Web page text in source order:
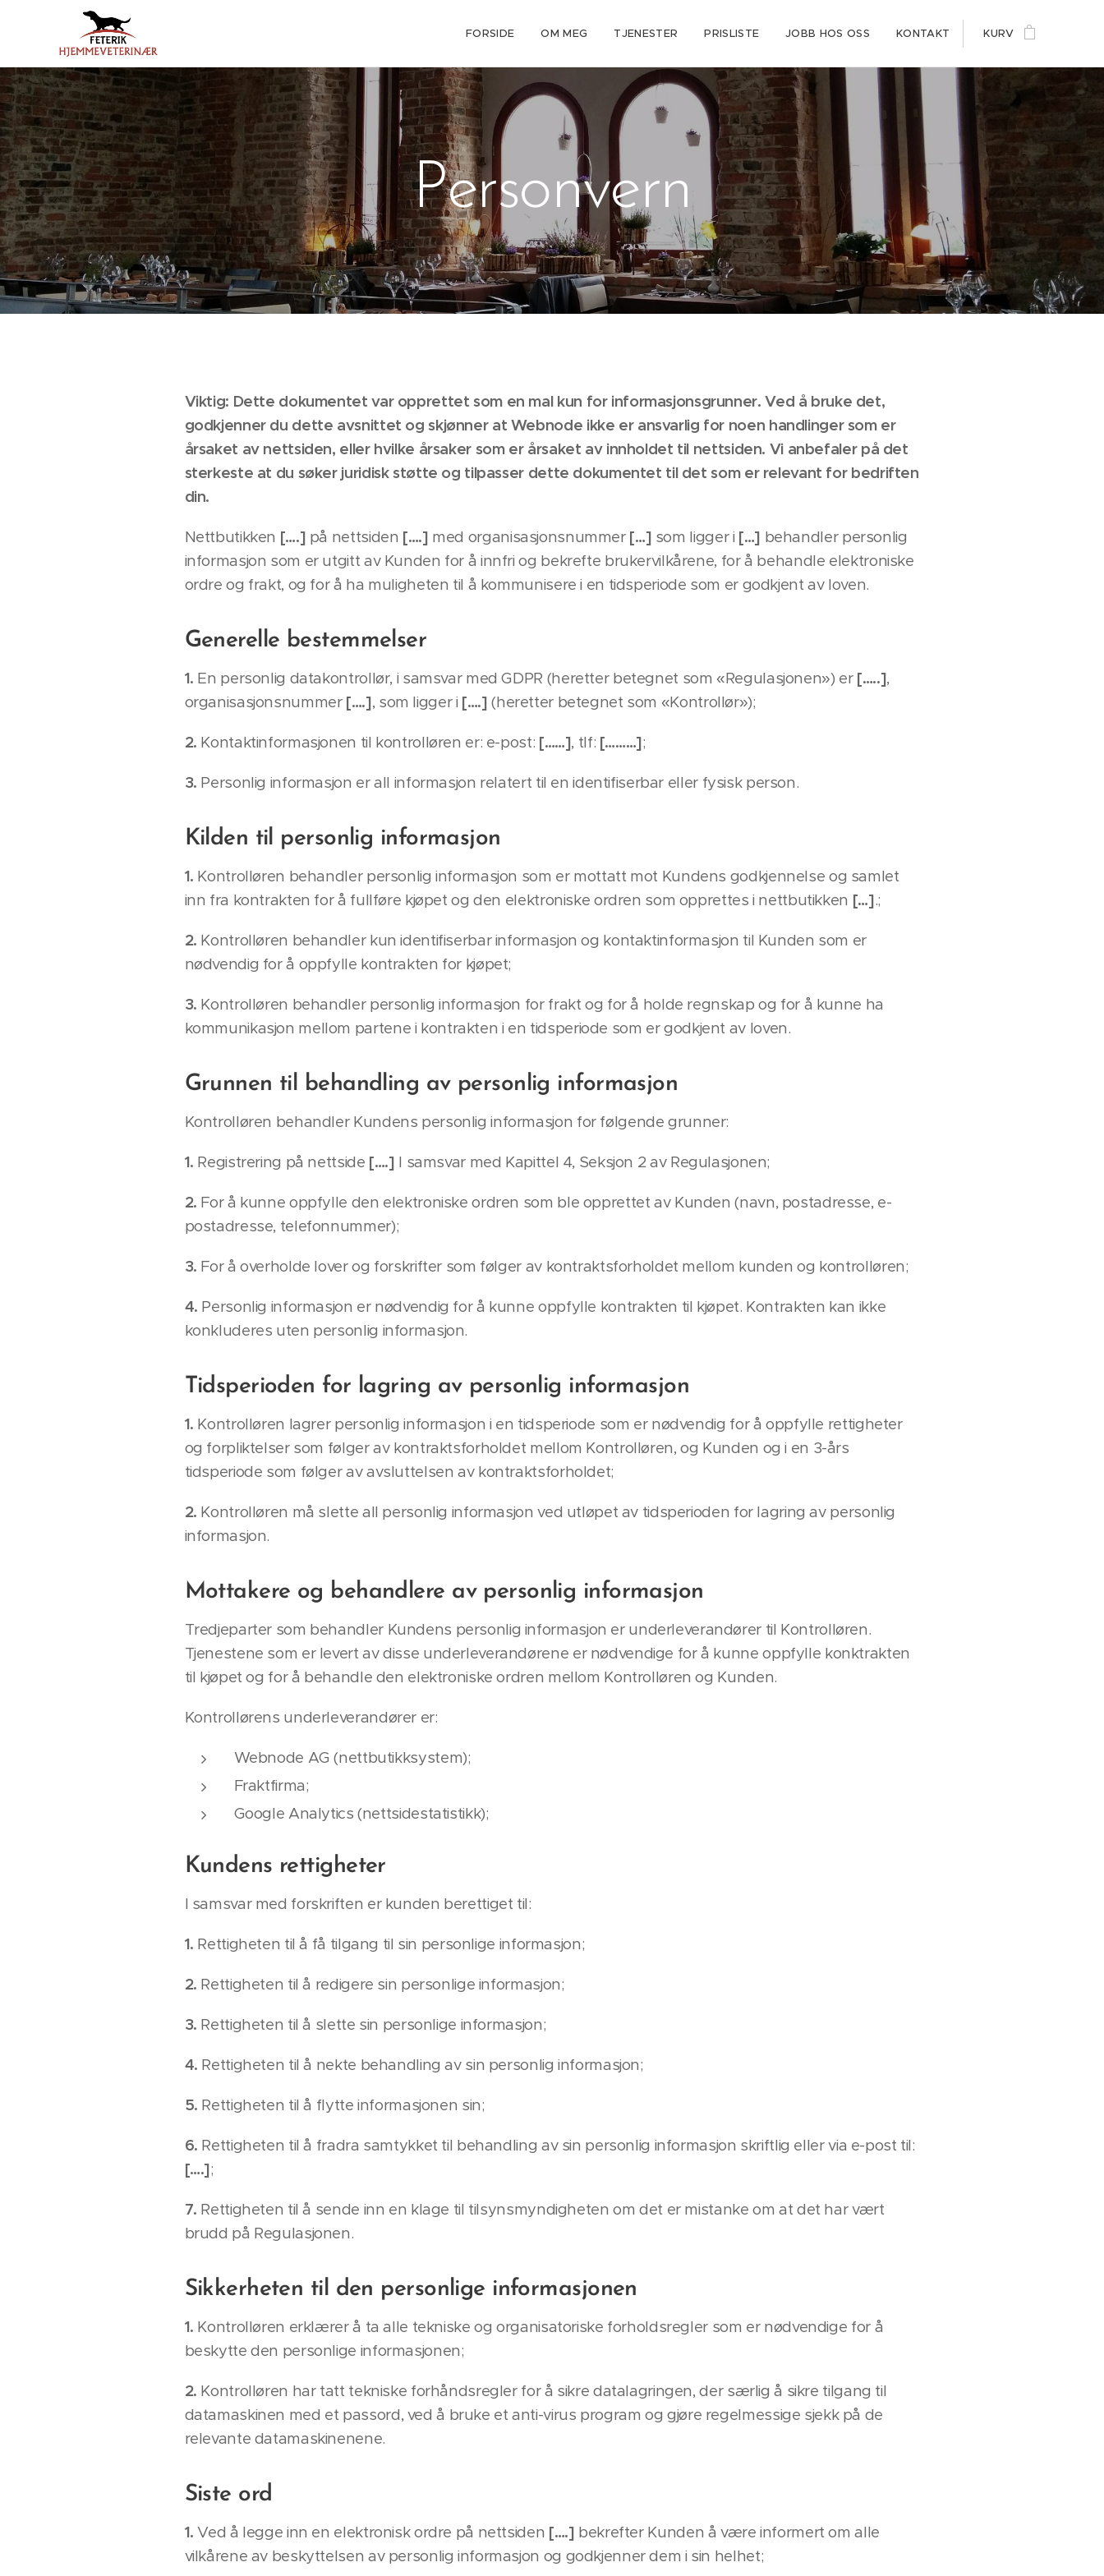
FORSIDE OM MEG TJENESTER PRISLISTE JOBB HOS OSS KONTAKT KURV
Personvern
Viktig: Dette dokumentet var opprettet som en mal kun for informasjonsgrunner. Ved å bruke det,
godkjenner du dette avsnittet og skjønner at Webnode ikke er ansvarlig for noen handlinger som er
årsaket av nettsiden, eller hvilke årsaker som er årsaket av innholdet til nettsiden. Vi anbefaler på det
sterkeste at du søker juridisk støtte og tilpasser dette dokumentet til det som er relevant for bedriften
din.
Nettbutikken [….] på nettsiden [….] med organisasjonsnummer […] som ligger i […] behandler personlig
informasjon som er utgitt av Kunden for å innfri og bekrefte brukervilkårene, for å behandle elektroniske
ordre og frakt, og for å ha muligheten til å kommunisere i en tidsperiode som er godkjent av loven.
Generelle bestemmelser
1. En personlig datakontrollør, i samsvar med GDPR (heretter betegnet som «Regulasjonen») er […..],
organisasjonsnummer [….], som ligger i [….] (heretter betegnet som «Kontrollør»);
2. Kontaktinformasjonen til kontrolløren er: e-post: [……], tlf: [………];
3. Personlig informasjon er all informasjon relatert til en identifiserbar eller fysisk person.
Kilden til personlig informasjon
1. Kontrolløren behandler personlig informasjon som er mottatt mot Kundens godkjennelse og samlet
inn fra kontrakten for å fullføre kjøpet og den elektroniske ordren som opprettes i nettbutikken […].;
2. Kontrolløren behandler kun identifiserbar informasjon og kontaktinformasjon til Kunden som er
nødvendig for å oppfylle kontrakten for kjøpet;
3. Kontrolløren behandler personlig informasjon for frakt og for å holde regnskap og for å kunne ha
kommunikasjon mellom partene i kontrakten i en tidsperiode som er godkjent av loven.
Grunnen til behandling av personlig informasjon
Kontrolløren behandler Kundens personlig informasjon for følgende grunner:
1. Registrering på nettside [….] I samsvar med Kapittel 4, Seksjon 2 av Regulasjonen;
2. For å kunne oppfylle den elektroniske ordren som ble opprettet av Kunden (navn, postadresse, e-
postadresse, telefonnummer);
3. For å overholde lover og forskrifter som følger av kontraktsforholdet mellom kunden og kontrolløren;
4. Personlig informasjon er nødvendig for å kunne oppfylle kontrakten til kjøpet. Kontrakten kan ikke
konkluderes uten personlig informasjon.
Tidsperioden for lagring av personlig informasjon
1. Kontrolløren lagrer personlig informasjon i en tidsperiode som er nødvendig for å oppfylle rettigheter
og forpliktelser som følger av kontraktsforholdet mellom Kontrolløren, og Kunden og i en 3-års
tidsperiode som følger av avsluttelsen av kontraktsforholdet;
2. Kontrolløren må slette all personlig informasjon ved utløpet av tidsperioden for lagring av personlig
informasjon.
Mottakere og behandlere av personlig informasjon
Tredjeparter som behandler Kundens personlig informasjon er underleverandører til Kontrolløren.
Tjenestene som er levert av disse underleverandørene er nødvendige for å kunne oppfylle konktrakten
til kjøpet og for å behandle den elektroniske ordren mellom Kontrolløren og Kunden.
Kontrollørens underleverandører er:
Webnode AG (nettbutikksystem);
Fraktfirma;
Google Analytics (nettsidestatistikk);
Kundens rettigheter
I samsvar med forskriften er kunden berettiget til:
1. Rettigheten til å få tilgang til sin personlige informasjon;
2. Rettigheten til å redigere sin personlige informasjon;
3. Rettigheten til å slette sin personlige informasjon;
4. Rettigheten til å nekte behandling av sin personlig informasjon;
5. Rettigheten til å flytte informasjonen sin;
6. Rettigheten til å fradra samtykket til behandling av sin personlig informasjon skriftlig eller via e-post til:
[….];
7. Rettigheten til å sende inn en klage til tilsynsmyndigheten om det er mistanke om at det har vært
brudd på Regulasjonen.
Sikkerheten til den personlige informasjonen
1. Kontrolløren erklærer å ta alle tekniske og organisatoriske forholdsregler som er nødvendige for å
beskytte den personlige informasjonen;
2. Kontrolløren har tatt tekniske forhåndsregler for å sikre datalagringen, der særlig å sikre tilgang til
datamaskinen med et passord, ved å bruke et anti-virus program og gjøre regelmessige sjekk på de
relevante datamaskinenene.
Siste ord
1.Ved å legge inn en elektronisk ordre på nettsiden [….] bekrefter Kunden å være informert om alle
vilkårene av beskyttelsen av personlig informasjon og godkjenner dem i sin helhet;